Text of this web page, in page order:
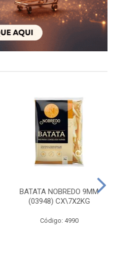
BATATA NOBREDO 9MM
(03948) CX\7X2KG
Código: 4990